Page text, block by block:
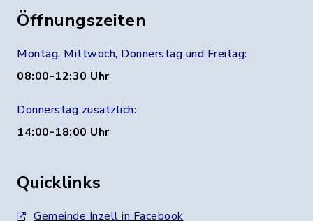
Öffnungszeiten
Montag, Mittwoch, Donnerstag und Freitag:
08:00-12:30 Uhr
Donnerstag zusätzlich:
14:00-18:00 Uhr
Quicklinks
Gemeinde Inzell in Facebook